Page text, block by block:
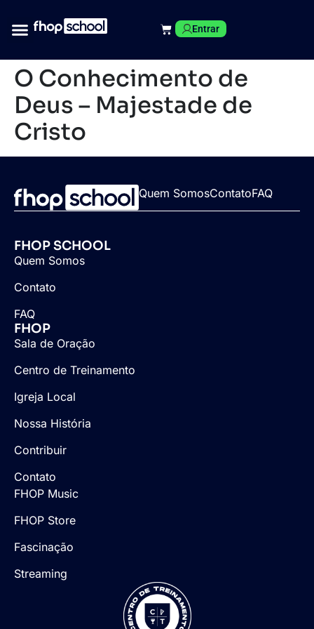
Entrar
O Conhecimento de
Deus – Majestade de
Cristo
Quem SomosContatoFAQ
FHOP SCHOOL
Quem Somos
Contato
FAQ
FHOP
Sala de Oração
Centro de Treinamento
Igreja Local
Nossa História
Contribuir
Contato
FHOP Music
FHOP Store
Fascinação
Streaming